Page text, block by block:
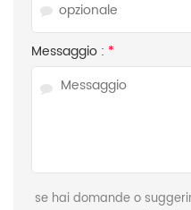
Messaggio : *
se hai domande o